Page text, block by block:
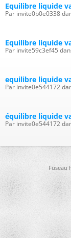
Equilibre liquide
Par invite0b0e0338
Equilibre liquide
Par invite59c3ef45
equilibre liquide
Par invite0e544172
équilibre liquide
Par invite0e544172
Fuseau